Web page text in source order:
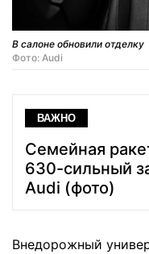
В салоне обновили отделку
Фото: Audi
ВАЖНО
Семейная
630-сильный
Audi (фото)
Внедорожный